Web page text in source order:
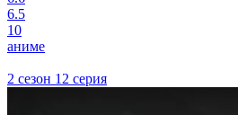
6.5
10
аниме
2 сезон 12 серия